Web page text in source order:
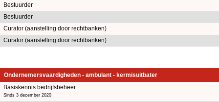
Bestuurder
Bestuurder
Curator (aanstelling door rechtbanken)
Curator (aanstelling door rechtbanken)
Ondernemersvaardigheden - ambulant - kermisuitbater
Basiskennis bedrijfsbeheer
Sinds 3 december 2020